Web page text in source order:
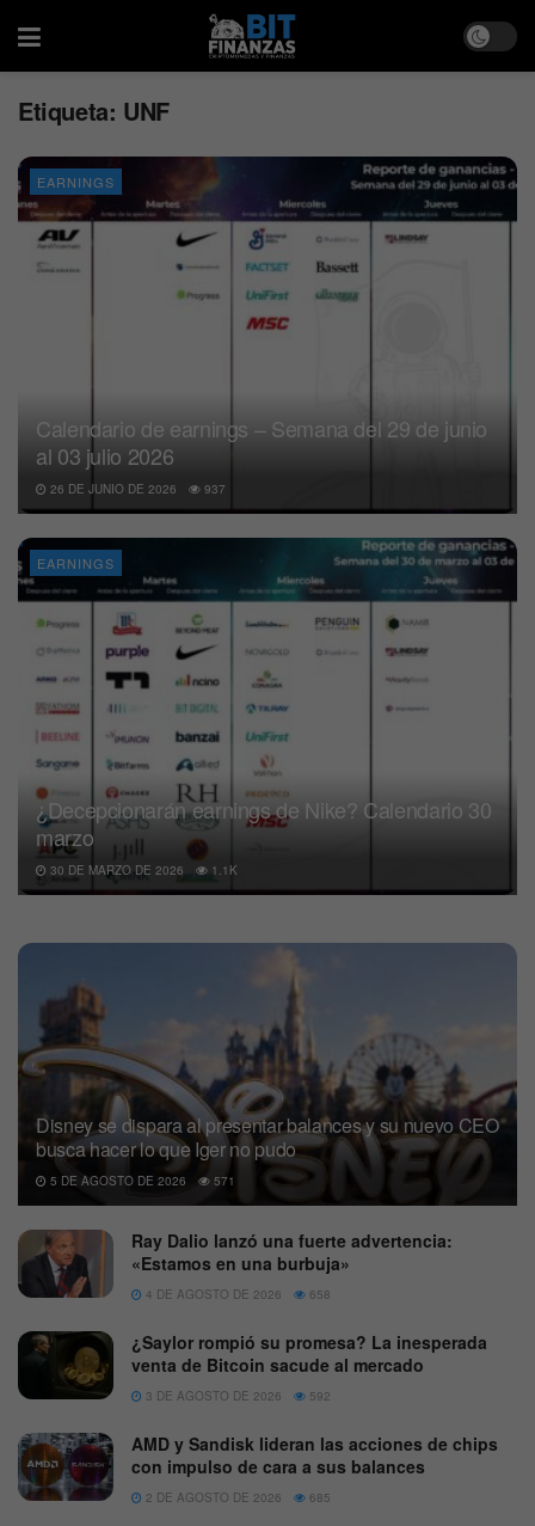
Etiqueta: UNF
EARNINGS
Calendario de earnings – Semana del 29 de junio
al 03 julio 2026
26 DE JUNIO DE 2026 937
EARNINGS
¿Decepcionarán earnings de Nike? Calendario 30
marzo
30 DE MARZO DE 2026 1.1K
Disney se dispara al presentar balances y su nuevo CEO
busca hacer lo que Iger no pudo
5 DE AGOSTO DE 2026 571
Ray Dalio lanzó una fuerte advertencia:
«Estamos en una burbuja»
4 DE AGOSTO DE 2026 658
¿Saylor rompió su promesa? La inesperada
venta de Bitcoin sacude al mercado
3 DE AGOSTO DE 2026 592
AMD y Sandisk lideran las acciones de chips
con impulso de cara a sus balances
2 DE AGOSTO DE 2026 685